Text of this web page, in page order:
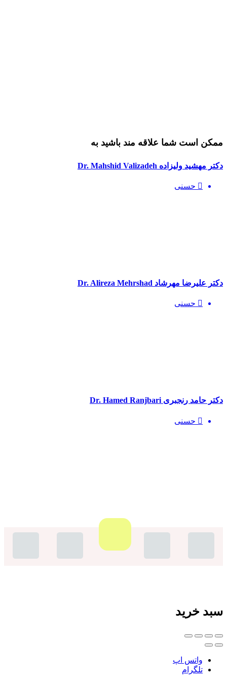
ممکن است شما علاقه مند باشید به
دکتر مهشید ولیزاده Dr. Mahshid Valizadeh
حسنی
دکتر علیرضا مهرشاد Dr. Alireza Mehrshad
حسنی
دکتر حامد رنجبری Dr. Hamed Ranjbari
حسنی
سبد خرید
واتس اپ
تلگرام